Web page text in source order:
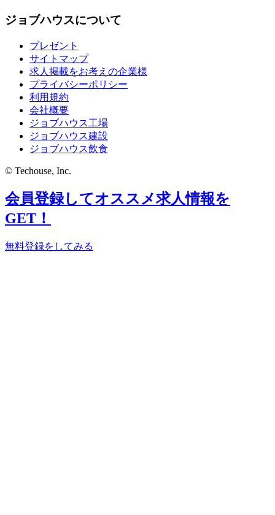
ジョブハウスについて
プレゼント
サイトマップ
求人掲載をお考えの企業様
プライバシーポリシー
利用規約
会社概要
ジョブハウス工場
ジョブハウス建設
ジョブハウス飲食
© Techouse, Inc.
会員登録してオススメ求人情報を
GET！
無料登録をしてみる